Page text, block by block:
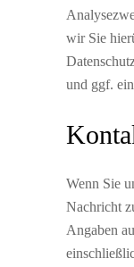
wir Sie
und ggf.
Wenn Sie
Nachricht
Angaben